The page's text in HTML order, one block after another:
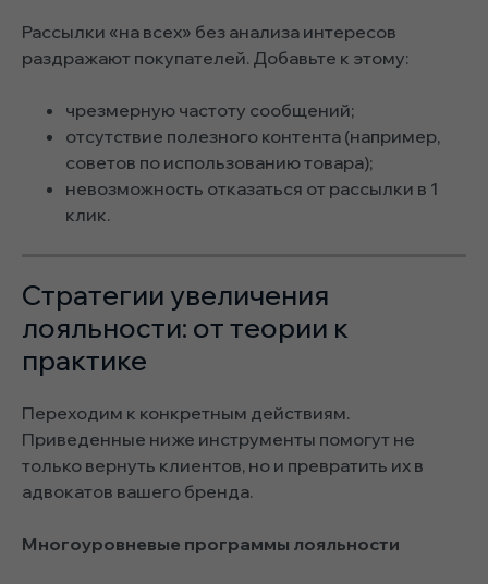
Рассылки «на всех» без анализа интересов
раздражают покупателей. Добавьте к этому:
чрезмерную частоту сообщений;
отсутствие полезного контента (например,
советов по использованию товара);
невозможность отказаться от рассылки в 1
клик.
Стратегии увеличения
лояльности: от теории к
практике
Переходим к конкретным действиям.
Приведенные ниже инструменты помогут не
только вернуть клиентов, но и превратить их в
адвокатов вашего бренда.
Многоуровневые программы лояльности